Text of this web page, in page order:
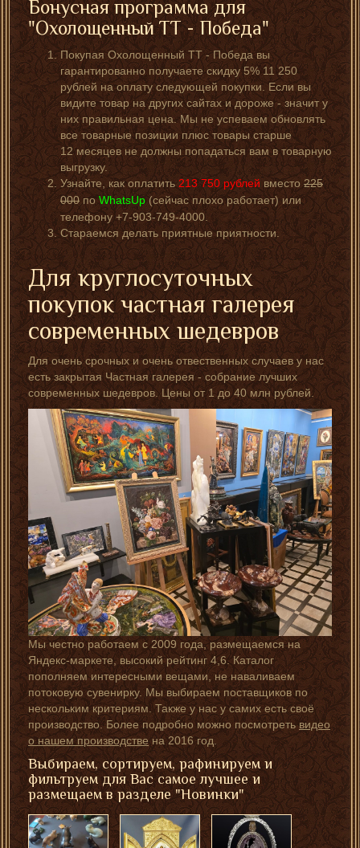
Бонусная программа для
"Охолощенный ТТ - Победа"
Покупая Охолощенный ТТ - Победа вы
гарантированно получаете скидку 5% 11 250
рублей на оплату следующей покупки. Если вы
видите товар на других сайтах и дороже - значит у
них правильная цена. Мы не успеваем обновлять
все товарные позиции плюс товары старше
12 месяцев не должны попадаться вам в товарную
выгрузку.
Узнайте, как оплатить 213 750 рублей вместо 225
000 поWhatsUp (сейчас плохо работает) или
телефону +7-903-749-4000.
Стараемся делать приятные приятности.
Для круглосуточных
покупок частная галерея
современных шедевров
Для очень срочных и очень отвественных случаев у нас
есть закрытая Частная галерея - собрание лучших
современных шедевров. Цены от 1 до 40 млн рублей.
Мы честно работаем с 2009 года, размещаемся на
Яндекс-маркете, высокий рейтинг 4,6. Каталог
пополняем интересными вещами, не наваливаем
потоковую сувенирку. Мы выбираем поставщиков по
нескольким критериям. Также у нас у самих есть своё
производство. Более подробно можно посмотретьвидео
о нашем производствена 2016 год.
Выбираем, сортируем, рафинируем и
фильтруем для Вас самое лучшее и
размещаем в разделе "Новинки"